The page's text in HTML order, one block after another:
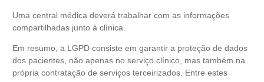
Uma central médica deverá trabalhar com as informações
compartilhadas junto à clínica.
Em resumo , a LGPD consiste em garantir a proteção de dados
dos pacientes, não apenas no serviço clínico, mas também na
própria contratação de serviços terceirizados. Entre estes